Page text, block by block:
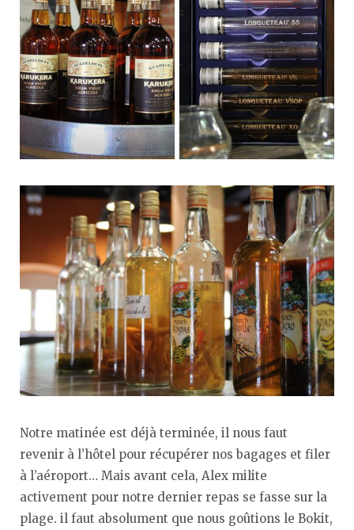
Notre matinée est déjà terminée, il nous faut
revenir à l’hôtel pour récupérer nos bagages et filer
à l’aéroport… Mais avant cela, Alex milite
activement pour notre dernier repas se fasse sur la
plage. il faut absolument que nous goûtions le Bokit,